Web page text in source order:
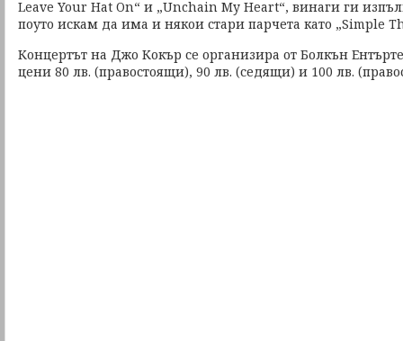
Leave Your Hat On“ и „Unchain My Heart“, винаги ги
поуто искам да има и някои стари парчета като „Simple
Концертът на Джо Кокър се организира от Болкън
цени 80 лв. (правостоящи), 90 лв. (седящи) и 100 лв.